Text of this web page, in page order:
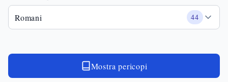
Romani 44
Mostra pericopi